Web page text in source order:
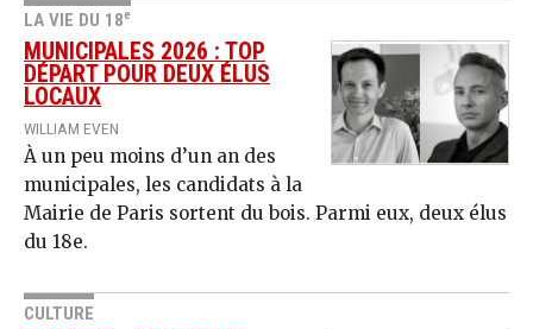
LA VIE DU 18e
MUNICIPALES 2026 : TOP
DÉPART POUR DEUX ÉLUS
LOCAUX
WILLIAM EVEN
À un peu moins d’un an des
municipales, les candidats à la
Mairie de Paris sortent du bois. Parmi eux, deux élus
du 18e.
CULTURE